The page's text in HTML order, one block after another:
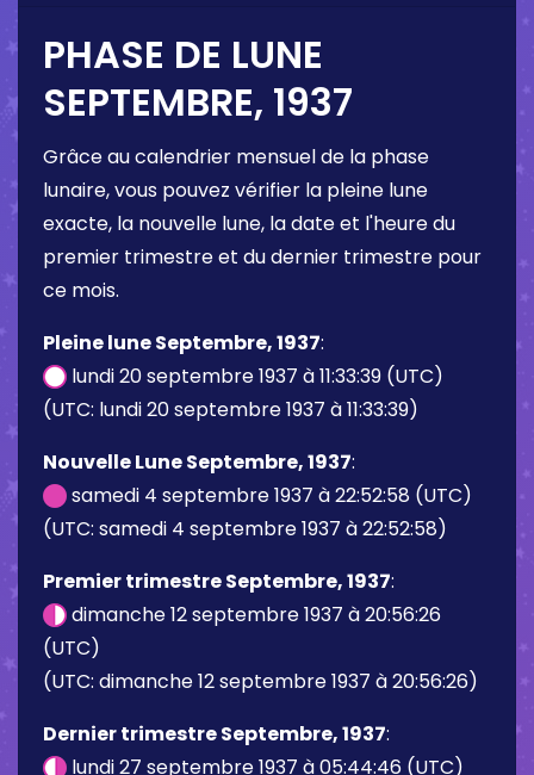
PHASE DE LUNE
SEPTEMBRE, 1937
Grâce au calendrier mensuel de la phase
lunaire, vous pouvez vérifier la pleine lune
exacte, la nouvelle lune, la date et l'heure du
premier trimestre et du dernier trimestre pour
ce mois.
Pleine lune Septembre, 1937:
lundi 20 septembre 1937 à 11:33:39 (UTC)
(UTC: lundi 20 septembre 1937 à 11:33:39)
Nouvelle Lune Septembre, 1937:
samedi 4 septembre 1937 à 22:52:58 (UTC)
(UTC: samedi 4 septembre 1937 à 22:52:58)
Premier trimestre Septembre, 1937:
dimanche 12 septembre 1937 à 20:56:26
(UTC)
(UTC: dimanche 12 septembre 1937 à 20:56:26)
Dernier trimestre Septembre, 1937:
lundi 27 septembre 1937 à 05:44:46 (UTC)